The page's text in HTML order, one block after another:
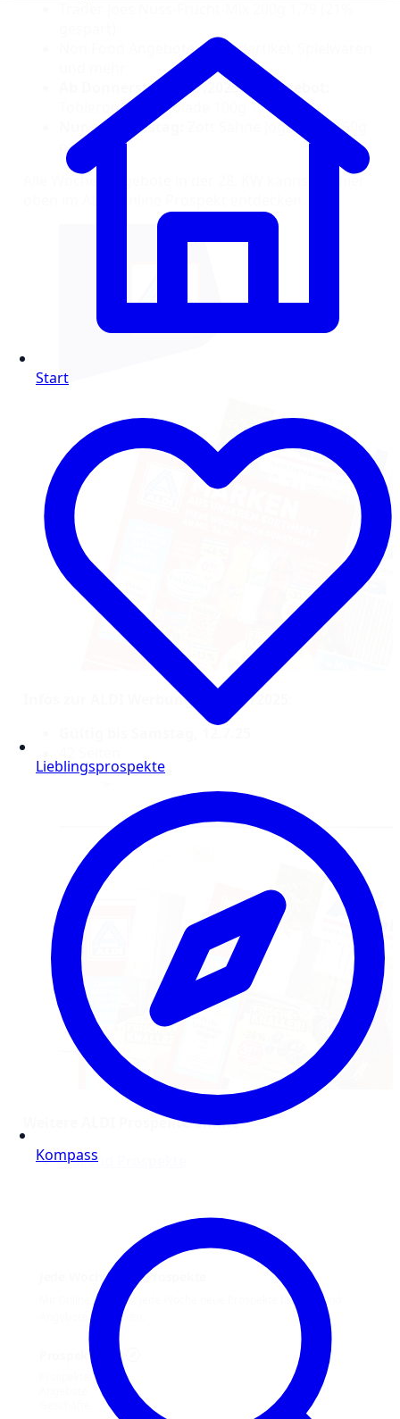
Non Food Angebote: Strandartikel, Spielwaren
Ab Donnerstag, 10.7.2025 im Angebot:
Toblerone Schokolade 100g 1,49
Nur am Samstag:
Zott Sahne Joghurt je 150g
nur 0,39
Alle Wochenangebote in der 28. KW kannst du hier
Infos zur ALDI Werbung – KW 27/2025
Weitere ALDI Prospekte online
Aldi Süd Prospekte
Jede Woche neue Prospekte
Mit Online Prospekt jede Woche neue Prospekte blättern und
Angebote entdecken.
Prospekt-Welt
Start
Lieblingsprospekte
Kompass